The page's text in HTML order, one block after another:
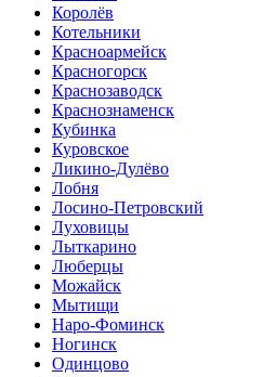
Королёв
Котельники
Красноармейск
Красногорск
Краснозаводск
Краснознаменск
Кубинка
Куровское
Ликино-Дулёво
Лобня
Лосино-Петровский
Луховицы
Лыткарино
Люберцы
Можайск
Мытищи
Наро-Фоминск
Ногинск
Одинцово